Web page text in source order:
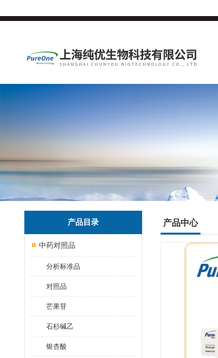
产品目录
中药对照品
分析标准品
对照品
芒果苷
石杉碱乙
银杏酸
产品中心